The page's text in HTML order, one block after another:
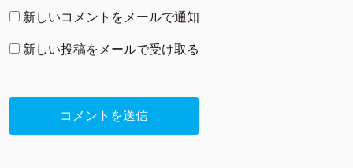
新しいコメントをメールで通知
新しい投稿をメールで受け取る